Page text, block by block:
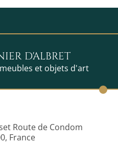
D'ALBRET
et objets d'art
Route de Condom
France